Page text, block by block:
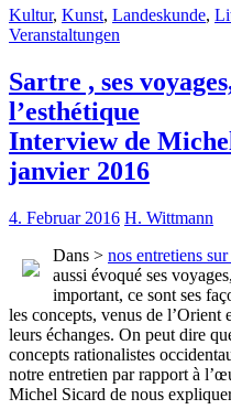
Kultur, Kunst, Landeskunde,
Veranstaltungen
Sartre , ses
l’esthétique
Interview de
janvier 2016
4. Februar 2016 H. Wittmann
Dans > nos entretiens
aussi évoqué ses
important, ce sont ses
les concepts, venus de l’Orient
leurs échanges. On peut dire
concepts rationalistes
notre entretien par rapport à
Michel Sicard de nous